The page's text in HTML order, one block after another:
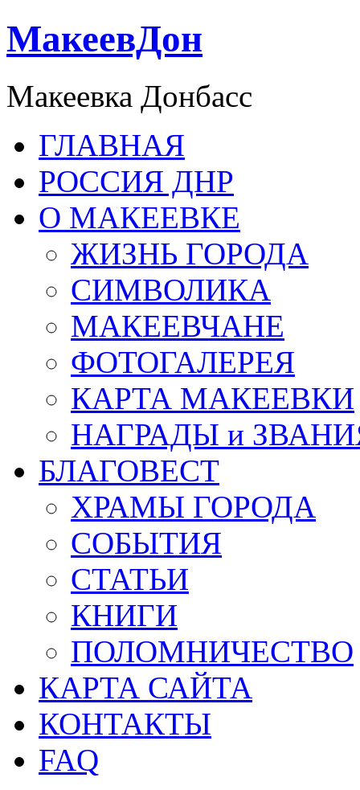
МакеевДон
Макеевка Донбасс
ГЛАВНАЯ
РОССИЯ ДНР
О МАКЕЕВКЕ
ЖИЗНЬ ГОРОДА
СИМВОЛИКА
МАКЕЕВЧАНЕ
ФОТОГАЛЕРЕЯ
КАРТА МАКЕЕВКИ
НАГРАДЫ и
БЛАГОВЕСТ
ХРАМЫ ГОРОДА
СОБЫТИЯ
СТАТЬИ
КНИГИ
ПОЛОМНИЧЕСТВО
КАРТА САЙТА
КОНТАКТЫ
FAQ